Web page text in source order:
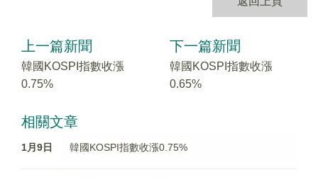
上一篇新聞
韓國KOSPI指數收漲
0.75%
下一篇新聞
韓國KOSPI指數收漲
0.65%
相關文章
1月9日 韓國KOSPI指數收漲0.75%